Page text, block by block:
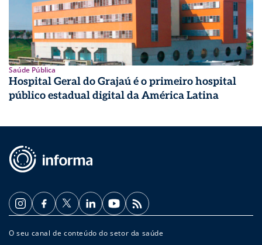
Saúde Pública
Hospital Geral do Grajaú é o primeiro hospital
público estadual digital da América Latina
O seu canal de conteúdo do setor da saúde